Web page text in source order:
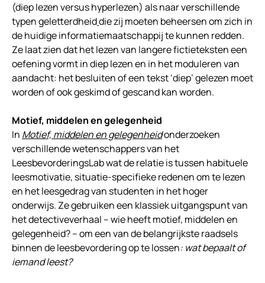
(diep lezen versus hyperlezen) als naar verschillende
typen geletterdheiddie zij moeten beheersen om zich in
de huidige informatiemaatschappij te kunnen redden.
Ze laat zien dat het lezen van langere fictieteksten een
oefening vormt in diep lezen en in het moduleren van
aandacht: het besluiten of een tekst ‘diep’ gelezen moet
worden of ook geskimd of gescand kan worden.
Motief, middelen en gelegenheid
In Motief, middelen en gelegenheidonderzoeken
verschillende wetenschappers van het
LeesbevorderingsLab wat de relatie is tussen habituele
leesmotivatie, situatie-specifieke redenen om te lezen
en het leesgedrag van studenten in het hoger
onderwijs. Ze gebruiken een klassiek uitgangspunt van
het detectiveverhaal – wie heeft motief, middelen en
gelegenheid? – om een van de belangrijkste raadsels
binnen de leesbevordering op te lossen: wat bepaalt of
iemand leest?